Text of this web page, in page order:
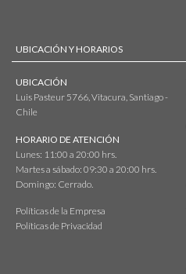
UBICACIÓN Y HORARIOS
UBICACIÓN
Luis Pasteur 5766, Vitacura, Santiago -
Chile
HORARIO DE ATENCIÓN
Lunes: 11:00 a 20:00 hrs.
Martes a sábado: 09:30 a 20:00 hrs.
Domingo: Cerrado.
Políticas de la Empresa
Políticas de Privacidad